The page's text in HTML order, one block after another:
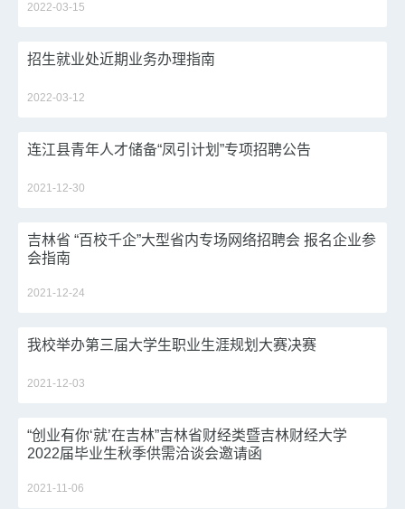
2022-03-15
招生就业处近期业务办理指南
2022-03-12
连江县青年人才储备“凤引计划”专项招聘公告
2021-12-30
吉林省 “百校千企”大型省内专场网络招聘会 报名企业参
会指南
2021-12-24
我校举办第三届大学生职业生涯规划大赛决赛
2021-12-03
“创业有你‘就’在吉林”吉林省财经类暨吉林财经大学
2022届毕业生秋季供需洽谈会邀请函
2021-11-06